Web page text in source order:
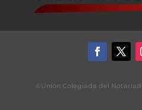
©Unión Colegiada del